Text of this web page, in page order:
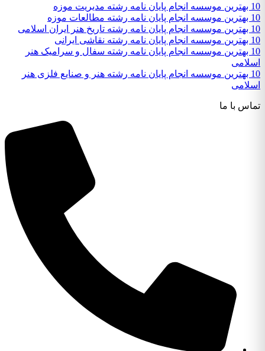
10 بهترین موسسه انجام پایان نامه رشته مدیریت موزه
10 بهترین موسسه انجام پایان نامه رشته مطالعات موزه
10 بهترین موسسه انجام پایان نامه رشته تاریخ هنر ایران اسلامی
10 بهترین موسسه انجام پایان نامه رشته نقاشی ایرانی
10 بهترین موسسه انجام پایان نامه رشته سفال و سرامیک هنر
اسلامی
10 بهترین موسسه انجام پایان نامه رشته هنر و صنایع فلزی هنر
اسلامی
تماس با ما